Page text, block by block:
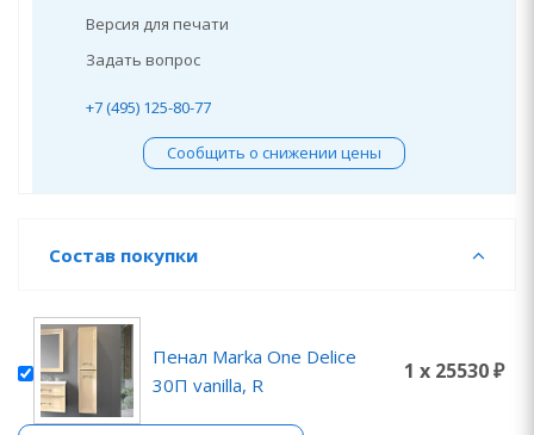
Версия для печати
Задать вопрос
+7 (495) 125-80-77
Сообщить о снижении цены
Состав покупки
Пенал Marka One Delice
30П vanilla, R
1 x 25530 ₽